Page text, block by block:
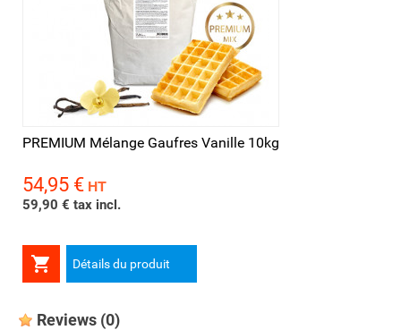
PREMIUM Mélange Gaufres Vanille 10kg
Prix
54,95 € HT
59,90 € tax incl.
 Détails du produit
Reviews (0)